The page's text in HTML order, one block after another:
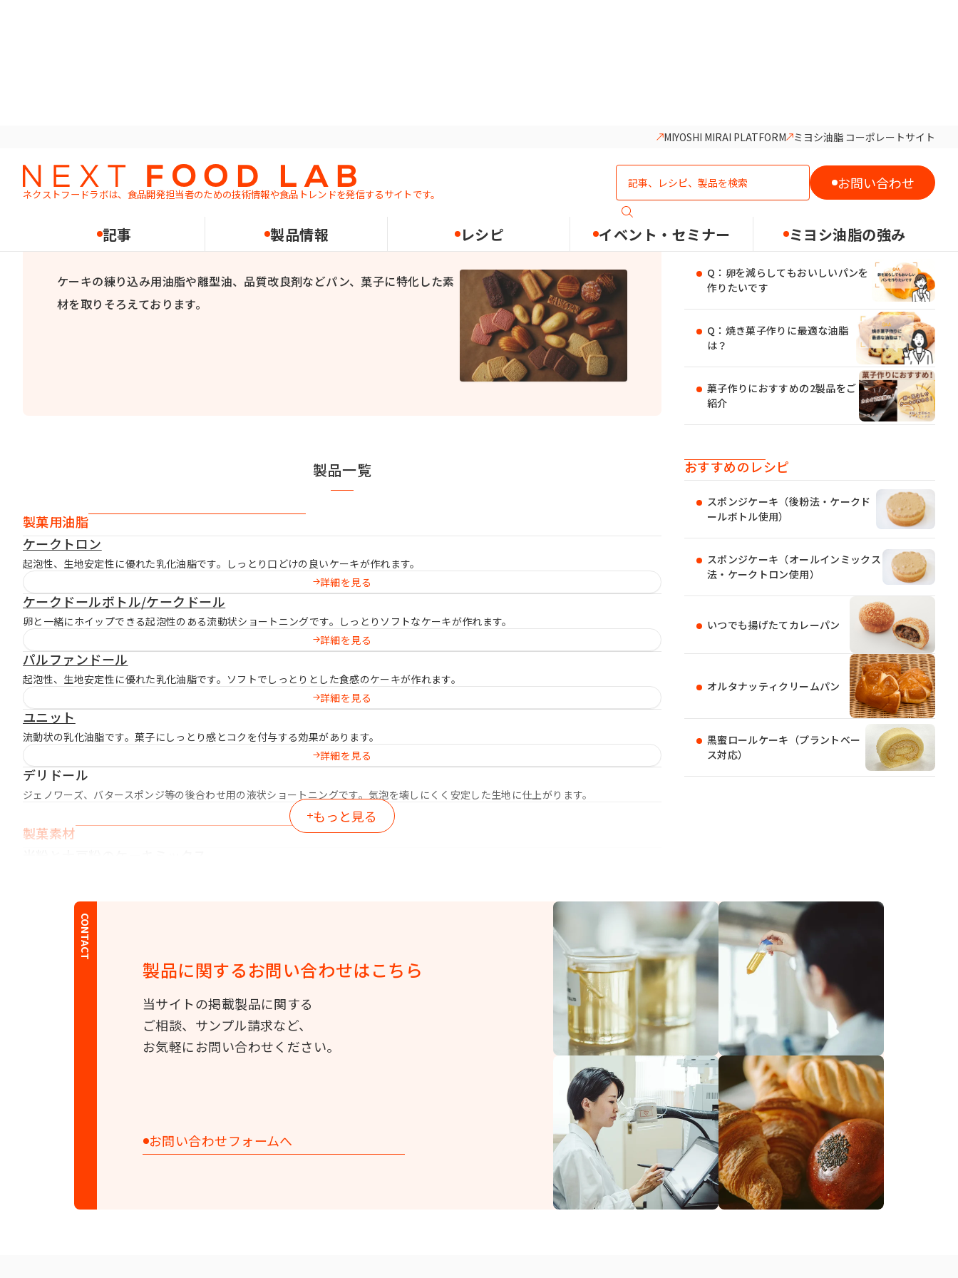
MIYOSHI MIRAI PLATFORM ミヨシ油脂 コーポレートサイト
ネクストフードラボは、食品開発担当者のための技術情報や食品トレンドを発信するサイトです。
お問い合わせ
記事 製品情報 レシピ イベント・セミナー ミヨシ油脂の強み
製菓・製パン素材
ケーキの練り込み用油脂や離型油、品質改良剤などパン、菓子に特化した素
材を取りそろえております。
製品一覧
製菓用油脂
ケークトロン
起泡性、生地安定性に優れた乳化油脂です。しっとり口どけの良いケーキが作れます。
詳細を見る
ケークドールボトル/ケークドール
卵と一緒にホイップできる起泡性のある流動状ショートニングです。しっとりソフトなケーキが作れます。
詳細を見る
パルファンドール
起泡性、生地安定性に優れた乳化油脂です。ソフトでしっとりとした食感のケーキが作れます。
詳細を見る
ユニット
流動状の乳化油脂です。菓子にしっとり感とコクを付与する効果があります。
詳細を見る
デリドール
ジェノワーズ、バタースポンジ等の後合わせ用の液状ショートニングです。気泡を壊しにくく安定した生地に仕上がります。
製菓素材
製パン素材
プロファット10
粉末油脂をベースとした製パン用機能性素材です。ふっくらとボリュームのあるパンに仕上がり、冷凍による生地ダメージも抑制します。
冷凍生地用改良剤です。1％程度の添加量で、パンの冷凍障害を抑制し、おいしさを保持する効果があります。
詳細を見る
鶏卵液の代わりとして、薄くて均一なツヤが得られるツヤだし用クリームです。焼成前の生地に塗布してお使いください。
製菓・製パン用の粉末素材です。崩壊感のある食感とコクを付与します。またアーモンドプードルの一部置き換えとしてもご使用いただけ
もっと見る
関連する記事
食感で使い分け スポンジケーキに
おすすめの油脂
Q：卵を減らしてもおいしいパンを
作りたいです
Q：焼き菓子作りに最適な油脂
は？
菓子作りにおすすめの2製品をご
紹介
おすすめのレシピ
スポンジケーキ（後粉法・ケークド
ールボトル使用）
スポンジケーキ（オールインミックス
法・ケークトロン使用）
いつでも揚げたてカレーパン
オルタナッティクリームパン
黒蜜ロールケーキ（プラントベー
ス対応）
CONTACT
製品に関するお問い合わせはこちら
当サイトの掲載製品に関する
ご相談、サンプル請求など、
お気軽にお問い合わせください。
お問い合わせフォームへ